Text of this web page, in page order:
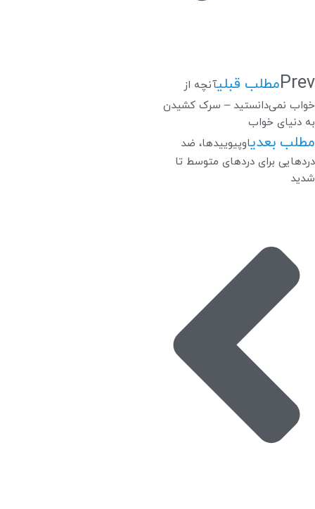
Prevمطلب قبلیآنچه از
خواب نمی‌دانستید – سرک کشیدن
به دنیای خواب
مطلب بعدیاوپیوییدها، ضد
دردهایی برای دردهای متوسط تا
شدید